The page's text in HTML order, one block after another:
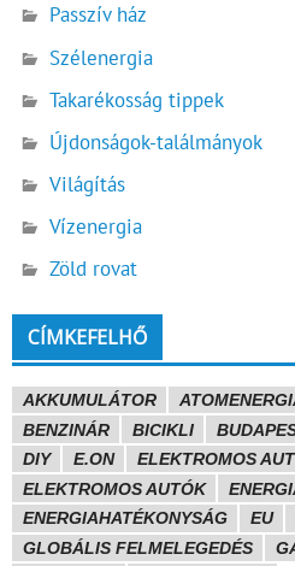
Passzív ház
Szélenergia
Takarékosság tippek
Újdonságok-találmányok
Világítás
Vízenergia
Zöld rovat
CÍMKEFELHŐ
AKKUMULÁTOR
BENZINÁR
BICIKLI
DIY
E.ON
ELEKTROMOS
ELEKTROMOS AUTÓK
ENERGIAHATÉKONYSÁG
EU
GLOBÁLIS FELMELEGEDÉS